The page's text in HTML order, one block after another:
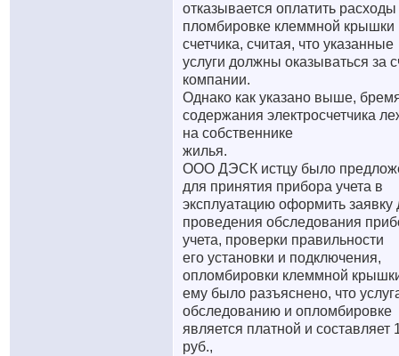
отказывается оплатить
пломбировке клеммной крышки
счетчика, считая, что указанные
услуги должны оказываться за
компании.
Однако как указано выше,
содержания электросчетчика
на собственнике
жилья.
ООО ДЭСК истцу было
для принятия прибора учета в
эксплуатацию оформить заявку
проведения обследования
учета, проверки правильности
его установки и подключения,
опломбировки клеммной
ему было разъяснено, что
обследованию и опломбировке
является платной и составляет
руб.,